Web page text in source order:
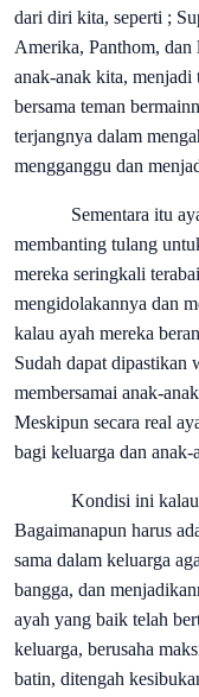
dari diri kita, seperti ;
Amerika, Panthom, dan
anak-anak kita, menjadi
bersama teman
terjangnya dalam
mengganggu dan
Sementara itu
membanting tulang
mereka seringkali
mengidolakannya dan
kalau ayah mereka
Sudah dapat dipastikan
membersamai anak-
Meskipun secara real
bagi keluarga dan anak-
Kondisi ini
Bagaimanapun harus
sama dalam keluarga
bangga, dan
ayah yang baik telah
keluarga, berusaha
batin, ditengah